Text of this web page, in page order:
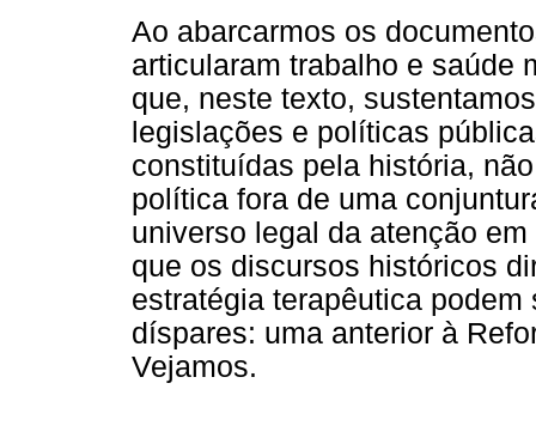
Ao abarcarmos os
articularam trabalho e saúde
que, neste texto,
legislações e políticas
constituídas pela história,
política fora de uma
universo legal da atenção
que os discursos históricos
estratégia terapêutica
díspares: uma anterior à
Vejamos.